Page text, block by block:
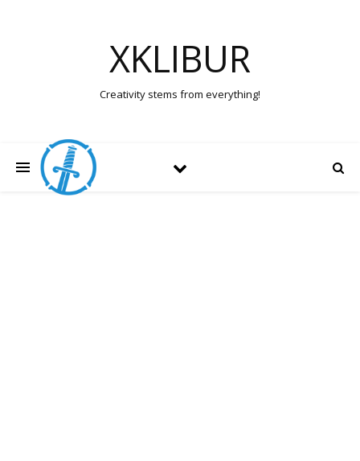
XKLIBUR
Creativity stems from everything!